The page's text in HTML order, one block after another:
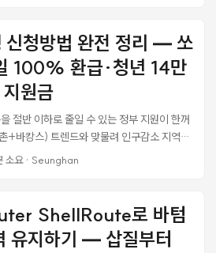
. 이걸 모르면 컴파일은 되는데 런타임에 터
갤러리
결과</button>
rails-content"
<p>로딩 중...</p>
면 JavaScript로 railsFrame.src를 바꿔
gallery, show 세 뷰 모두 같은
rails-content"로 감싸져 있어서
자연스럽게 스왑된다. ...
청방법 완전 정리 — 쏘
100% 환급·청년 14만
원금
절반 이하로 줄일 수 있는 정부 지원이 한꺼
+바캉스) 트렌드와 맞물려 인구감소 지역으
다 경제적인 선택이 됐다. 문화체육관광부의
청 방법을 순서대로 정리했다. 반값여행 (지
최대 50~70% 환급 어떤 제도인가 농어촌
사용한 경비의 50%를 모바일 지역사랑상품
소요· Seunghan
ShellRoute로 바텀
유지하기 — 삽질부터